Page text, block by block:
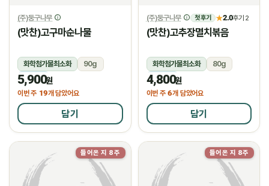
(주)둥구나무
(맛찬)고구마순나물
화학첨가물최소화
90g
냉장
5,900원
이번 주 19개 담았어요
담기
(주)둥구나무 첫 후기 ★2.0후기 2
(맛찬)고추장멸치볶음
화학첨가물최소화
80g
냉장
4,800원
이번 주 6개 담았어요
담기
들어온 지 8주 들어온 지 8주